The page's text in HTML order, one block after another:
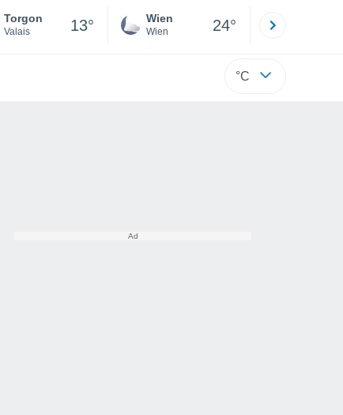
Torgon
Valais 13° Wien
Wien 24°
°C